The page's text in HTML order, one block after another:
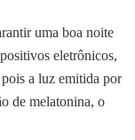
uma boa noite
eletrônicos,
a luz emitida por
de melatonina, o